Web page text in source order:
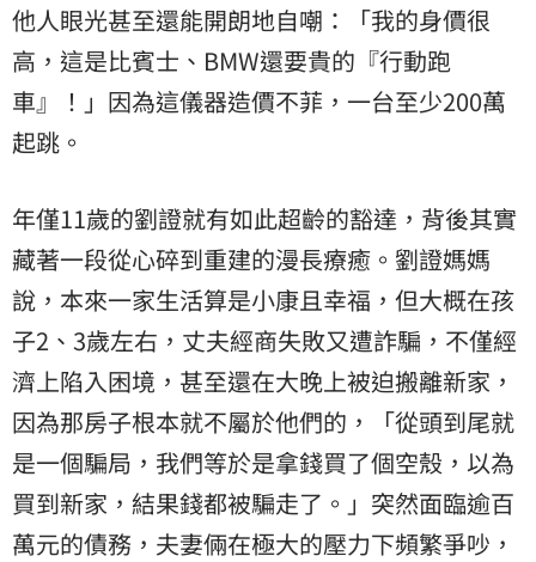
他人眼光甚至還能開朗地自嘲：「我的身價很
高，這是比賓士、BMW還要貴的『行動跑
車』！」因為這儀器造價不菲，一台至少200萬
起跳。
年僅11歲的劉證就有如此超齡的豁達，背後其實
藏著一段從心碎到重建的漫長療癒。劉證媽媽
說，本來一家生活算是小康且幸福，但大概在孩
子2、3歲左右，丈夫經商失敗又遭詐騙，不僅經
濟上陷入困境，甚至還在大晚上被迫搬離新家，
因為那房子根本就不屬於他們的，「從頭到尾就
是一個騙局，我們等於是拿錢買了個空殼，以為
買到新家，結果錢都被騙走了。」突然面臨逾百
萬元的債務，夫妻倆在極大的壓力下頻繁爭吵，